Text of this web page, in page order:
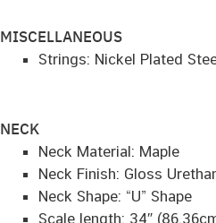
MISCELLANEOUS
Strings: Nickel Plated
NECK
Neck Material: Maple
Neck Finish: Gloss
Neck Shape: “U” Shape
Scale length: 34″